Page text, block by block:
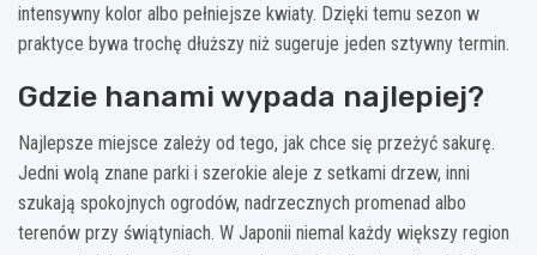
intensywny kolor albo pełniejsze kwiaty. Dzięki temu sezon w
praktyce bywa trochę dłuższy niż sugeruje jeden sztywny termin.
Gdzie hanami wypada najlepiej?
Najlepsze miejsce zależy od tego, jak chce się przeżyć sakurę.
Jedni wolą znane parki i szerokie aleje z setkami drzew, inni
szukają spokojnych ogrodów, nadrzecznych promenad albo
terenów przy świątyniach. W Japonii niemal każdy większy region